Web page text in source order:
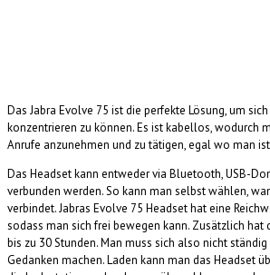
Das Jabra Evolve 75 ist die perfekte Lösung, um
konzentrieren zu können. Es ist kabellos, wodurch
Anrufe anzunehmen und zu tätigen, egal wo man
Das Headset kann entweder via Bluetooth, USB-
verbunden werden. So kann man selbst wählen,
verbindet. Jabras Evolve 75 Headset hat eine
sodass man sich frei bewegen kann. Zusätzlich hat
bis zu 30 Stunden. Man muss sich also nicht
Gedanken machen. Laden kann man das Headset